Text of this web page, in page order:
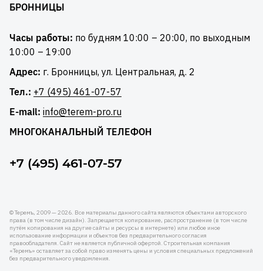
БРОННИЦЫ
Часы работы: по будням 10:00 – 20:00, по выходным
10:00 – 19:00
Адрес: г. Бронницы, ул. Центральная, д. 2
Тел.: +7 (495) 461-07-57
E-mail: info@terem-pro.ru
МНОГОКАНАЛЬНЫЙ ТЕЛЕФОН
+7 (495) 461-07-57
© Теремъ, 2009 — 2026. Все материалы данного сайта являются объектами авторского
права (в том числе дизайн). Запрещается копирование, распространение (в том числе
путём копирования на другие сайты и ресурсы в интернете) или любое иное
использование информации и объектов без предварительного согласия
правообладателя. Cайт не является публичной офертой. Строительная компания
«Теремъ» оставляет за собой право изменять цены и условия специальных предложений
без предварительного уведомления.